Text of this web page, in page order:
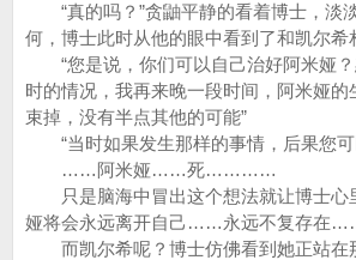
“真的吗？”贪鼬平静的看着博士，淡
何，博士此时从他的眼中看到了和凯尔希
“您是说，你们可以自己治好阿米娅
时的情况，我再来晚一段时间，阿米娅
束掉，没有半点其他的可能”
“当时如果发生那样的事情，后果您可
……阿米娅……死…………
只是脑海中冒出这个想法就让博士
娅将会永远离开自己……永远不复存在
而凯尔希呢？博士仿佛看到她正站在